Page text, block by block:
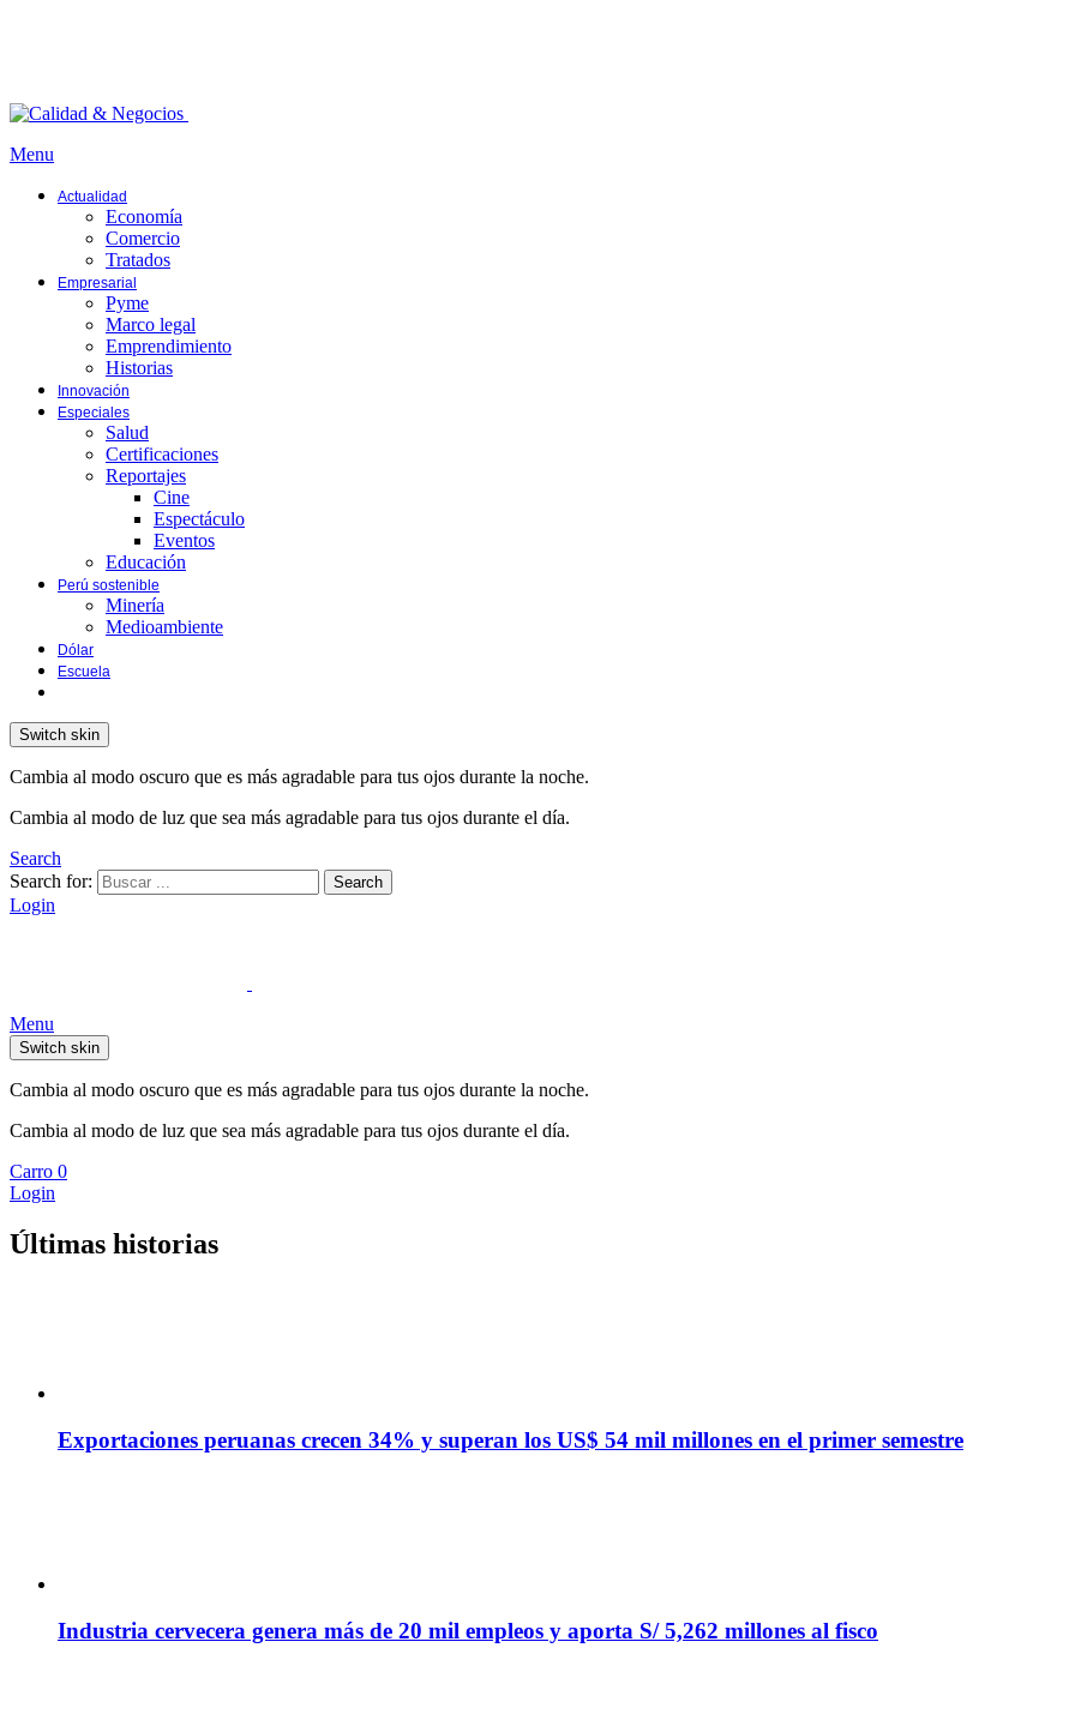
Menu
Actualidad
Economía
Comercio
Tratados
Empresarial
Pyme
Marco legal
Emprendimiento
Historias
Innovación
Especiales
Salud
Certificaciones
Reportajes
Cine
Espectáculo
Eventos
Educación
Perú sostenible
Minería
Medioambiente
Dólar
Escuela
Switch skin
Cambia al modo oscuro que es más agradable para tus ojos durante la noche.
Cambia al modo de luz que sea más agradable para tus ojos durante el día.
Search
Search for:
Search
Login
Menu
Switch skin
Cambia al modo oscuro que es más agradable para tus ojos durante la noche.
Cambia al modo de luz que sea más agradable para tus ojos durante el día.
Carro 0
Login
Últimas historias
Exportaciones peruanas crecen 34% y superan los US$ 54 mil millones en el primer semestre
Industria cervecera genera más de 20 mil empleos y aporta S/ 5,262 millones al fisco